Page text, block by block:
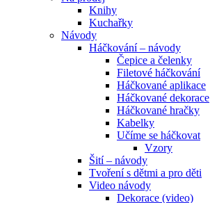
Knihy
Kuchařky
Návody
Háčkování – návody
Čepice a čelenky
Filetové háčkování
Háčkované aplikace
Háčkované dekorace
Háčkované hračky
Kabelky
Učíme se háčkovat
Vzory
Šití – návody
Tvoření s dětmi a pro děti
Video návody
Dekorace (video)